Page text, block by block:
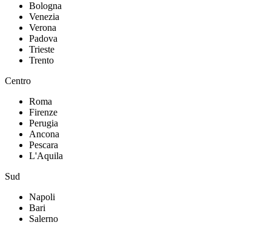
Bologna
Venezia
Verona
Padova
Trieste
Trento
Centro
Roma
Firenze
Perugia
Ancona
Pescara
L'Aquila
Sud
Napoli
Bari
Salerno